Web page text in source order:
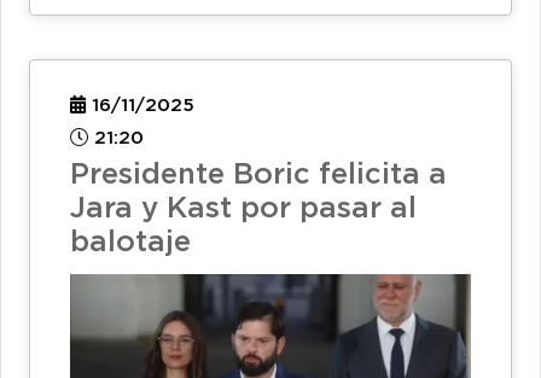
16/11/2025
21:20
Presidente Boric felicita a
Jara y Kast por pasar al
balotaje